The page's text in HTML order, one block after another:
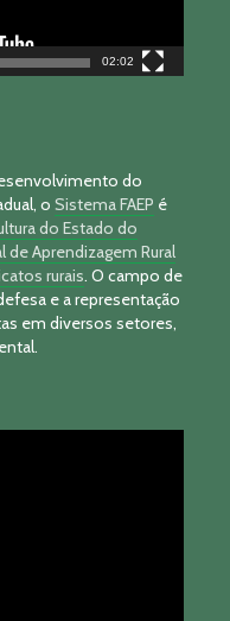
02:02
do
o Sistema FAEP é
do Estado do
de Aprendizagem Rural
rurais. O campo de
e a representação
em diversos setores,